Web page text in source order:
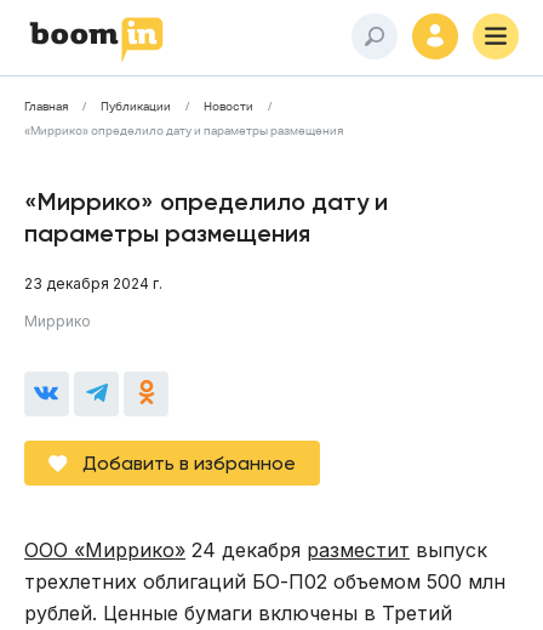
Главная Публикации
Новости
«Миррико» определило дату и параметры размещения
«Миррико» определило дату и
параметры размещения
23 декабря 2024 г.
Миррико
Добавить в избранное
ООО «Миррико» 24 декабря разместит выпуск
трехлетних облигаций БО-П02 объемом 500 млн
рублей. Ценные бумаги включены в Третий